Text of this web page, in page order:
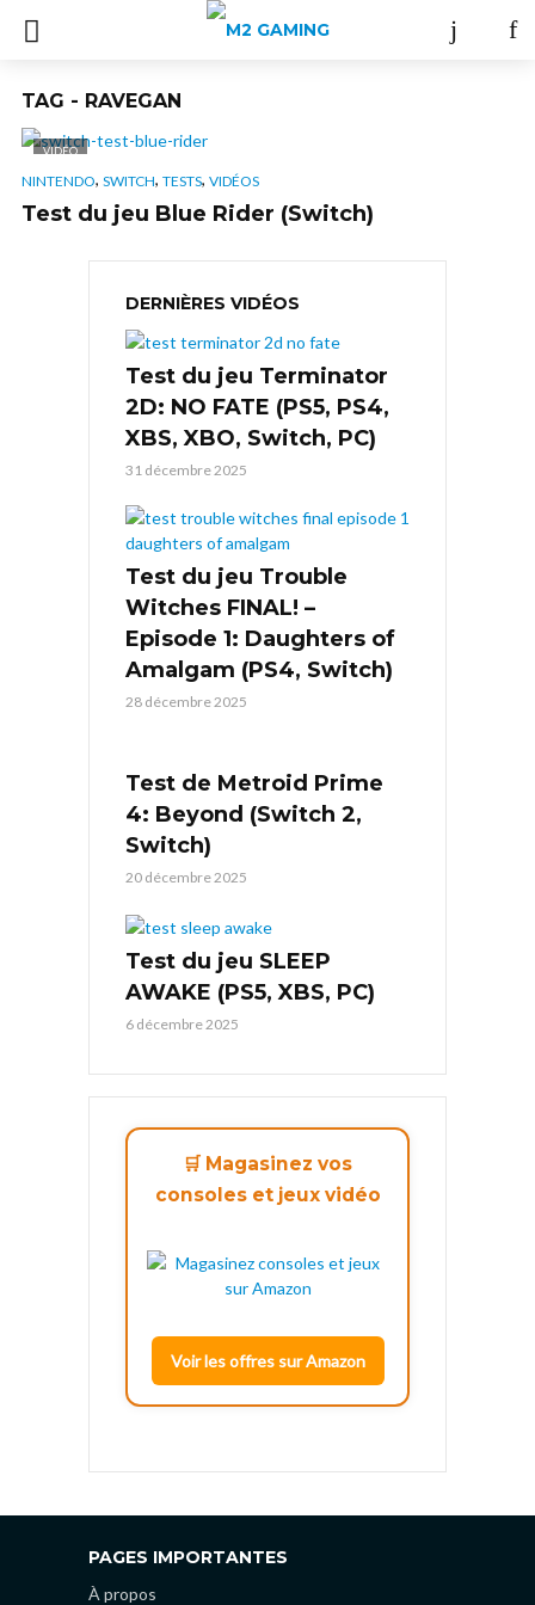
TAG - RAVEGAN
VIDÉO
NINTENDO, SWITCH, TESTS, VIDÉOS
Test du jeu Blue Rider (Switch)
DERNIÈRES VIDÉOS
Test du jeu Terminator
2D: NO FATE (PS5, PS4,
XBS, XBO, Switch, PC)
31 décembre 2025
Test du jeu Trouble
Witches FINAL! –
Episode 1: Daughters of
Amalgam (PS4, Switch)
28 décembre 2025
Test de Metroid Prime
4: Beyond (Switch 2,
Switch)
20 décembre 2025
Test du jeu SLEEP
AWAKE (PS5, XBS, PC)
6 décembre 2025
🛒 Magasinez vos
consoles et jeux vidéo
Voir les offres sur Amazon
PAGES IMPORTANTES
À propos